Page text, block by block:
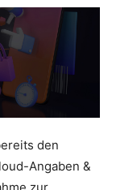
den
Angaben &